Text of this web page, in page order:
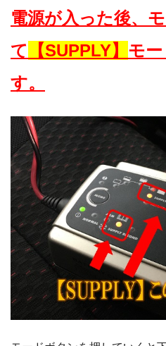
電源が入った後、
て
【SUPPLY】 モ
す。